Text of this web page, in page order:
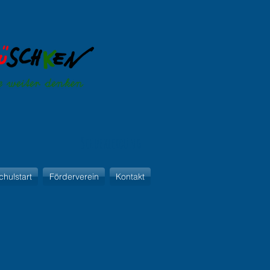
Förderverein Kontakt